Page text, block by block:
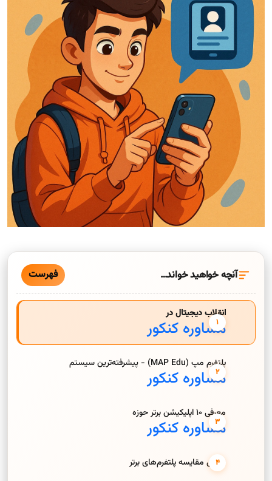
آنچه خواهید خواند… فهرست
انقلاب دیجیتال در
مشاوره کنکور
پلتفرم مپ (MAP Edu) - پیشرفته‌ترین سیستم
مشاوره کنکور
معرفی 10 اپلیکیشن برتر حوزه
مشاوره کنکور
جدول مقایسه پلتفرم‌های برتر